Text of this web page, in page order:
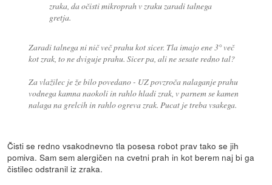
zraka, da očisti mikroprah v zraku zaradi talnega
gretja.
Zaradi talnega ni nič več prahu kot sicer. Tla imajo ene 3° več
kot zrak, to ne dviguje prahu. Sicer pa, ali ne sesate redno tal?
Za vlažilec je že bilo povedano - UZ povzroča nalaganje prahu
vodnega kamna naokoli in rahlo hladi zrak, v parnem se kamen
nalaga na grelcih in rahlo ogreva zrak. Pucat je treba vsakega.
Čisti se redno vsakodnevno tla posesa robot prav tako se jih
pomiva. Sam sem alergičen na cvetni prah in kot berem naj bi ga
čistilec odstranil iz zraka.